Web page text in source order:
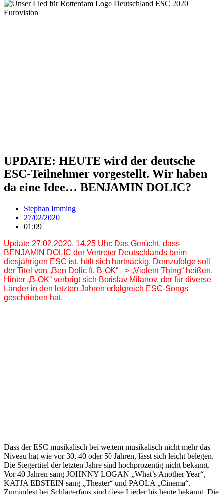
UPDATE: HEUTE wird der deutsche
ESC-Teilnehmer vorgestellt. Wir haben
da eine Idee… BENJAMIN DOLIC?
Stephan Imming
27/02/2020
01:09
Update 27.02.2020, 14.25 Uhr: Das Gerücht, dass
BENJAMIN DOLIC der Vertreter Deutschlands beim
diesjährigen ESC ist, hält sich hartnäckig. Demzufolge soll
der Titel von „Ben Dolic ft. B-OK“ –> „Violent Thing“ heißen.
Hinter „B-OK“ verbrigt sich Borislav Milanov, der für diverse
Länder in den letzten Jahren erfolgreich ESC-Songs
geschrieben hat.
Dass der ESC musikalisch bei weitem musikalisch nicht mehr das
Niveau hat wie vor 30, 40 oder 50 Jahren, lässt sich leicht belegen.
Die Siegertitel der letzten Jahre sind hochprozentig nicht bekannt.
Vor 40 Jahren sang JOHNNY LOGAN „What’s Another Year“,
KATJA EBSTEIN sang „Theater“ und PAOLA „Cinema“.
Zumindest bei Schlagerfans sind diese Lieder bis heute bekannt. Die